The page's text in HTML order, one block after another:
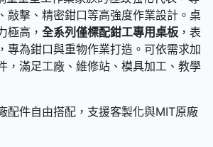
敲擊、精密鉗口等高強度作業設計。桌
極高， 全系列僅標配鉗工專用桌板 ，表
專為鉗口與重物作業打造。可依需求加
，滿足工廠、維修站、模具加工、教學
配件自由搭配，支援客製化與MIT原廠